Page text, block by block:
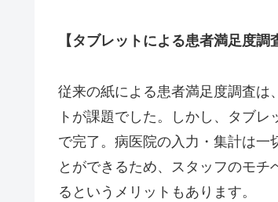
【タブレットによる患者満足度調
従来の紙による患者満足度調査は
トが課題でした。しかし、タブ
で完了。病医院の入力・集計は一
とができるため、スタッフのモ
るというメリットもあります。